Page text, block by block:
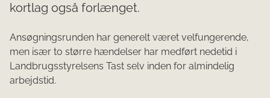
kortlag også forlænget.
Ansøgningsrunden har generelt været velfungerende,
men især to større hændelser har medført nedetid i
Landbrugsstyrelsens Tast selv inden for almindelig
arbejdstid.